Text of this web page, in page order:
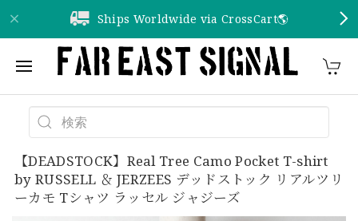
Ships Worldwide via CrossCart🌎️
【DEADSTOCK】Real Tree Camo Pocket T-shirt
by RUSSELL ＆ JERZEES デッドストック リアルツリ
ーカモ Tシャツ ラッセル ジャジーズ